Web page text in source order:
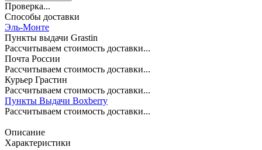
Проверка...
Способы доставки
Эль-Монте
Пункты выдачи Grastin
Рассчитываем стоимость доставки...
Почта России
Рассчитываем стоимость доставки...
Курьер Грастин
Рассчитываем стоимость доставки...
Пункты Выдачи Boxberry
Рассчитываем стоимость доставки...
Описание
Характеристики